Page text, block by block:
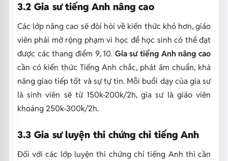
3.2 Gia sư tiếng Anh nâng cao
Các lớp nâng cao sẽ đòi hỏi về kiến thức khó hơn, giáo
viên phải mở rộng phạm vi học để học sinh có thể đạt
được các thang điểm 9, 10. Gia sư tiếng Anh nâng cao
cần có kiến thức Tiếng Anh chắc, phát âm chuẩn, khả
năng giao tiếp tốt và sự tự tin. Mỗi buổi dạy của gia sư
là sinh viên sẽ từ 150k-200k/2h, gia sư là giáo viên
khoảng 250k-300k/2h.
3.3 Gia sư luyện thi chứng chỉ tiếng Anh
Đối với các lớp luyện thi chứng chỉ tiếng Anh thì cần